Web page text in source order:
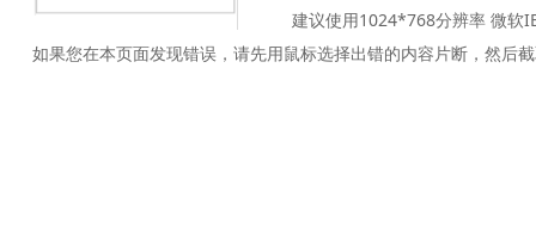
建议使用1024*768分辨率 微软
如果您在本页面发现错误，请先用鼠标选择出错的内容片断，然后